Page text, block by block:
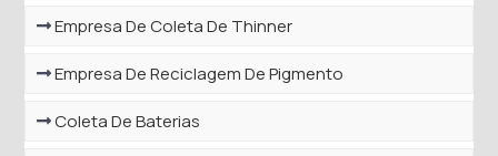
Empresa De Coleta De Thinner
Empresa De Reciclagem De Pigmento
Coleta De Baterias